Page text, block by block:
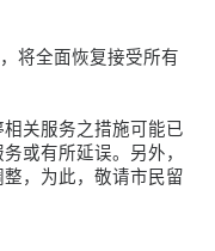
将全面恢复接受所有
关服务之措施可能已
或有所延误。另外，
，为此，敬请市民留